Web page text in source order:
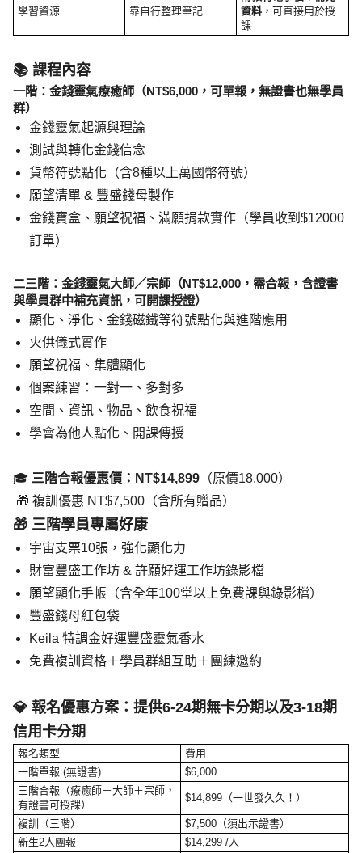
學習資源 靠自行整理筆記
資料 ，可直接用於授
課
📚 課程內容
一階：金錢靈氣療癒師（NT$6,000，可單報，無證書也無學員
群）
金錢靈氣起源與理論
測試與轉化金錢信念
貨幣符號點化（含8種以上萬國幣符號）
願望清單 & 豐盛錢母製作
金錢寶盒、願望祝福、滿願捐款實作（學員收到$12000
訂單）
二三階：金錢靈氣大師／宗師（NT$12,000，需合報，含證書
與學員群中補充資訊，可開課授證）
顯化、淨化、金錢磁鐵等符號點化與進階應用
火供儀式實作
願望祝福、集體顯化
個案練習：一對一、多對多
空間、資訊、物品、飲食祝福
學會為他人點化、開課傳授
🎓 三階合報優惠價：NT$14,899 （原價18,000）
🎁 複訓優惠 NT$7,500（含所有贈品）
🎁 三階學員專屬好康
宇宙支票10張，強化顯化力
財富豐盛工作坊 & 許願好運工作坊錄影檔
願望顯化手帳（含全年100堂以上免費課與錄影檔）
豐盛錢母紅包袋
Keila 特調金好運豐盛靈氣香水
免費複訓資格＋學員群組互助＋團練邀約
💎 報名優惠方案：提供6-24期無卡分期以及3-18期
信用卡分期
報名類型
費用
一階單報 (無證書)
$6,000
三階合報（療癒師＋大師＋宗師，
有證書可授課）
$14,899（一世發久久！）
複訓（三階）
$7,500（須出示證書）
新生2人團報
$14,299 /人